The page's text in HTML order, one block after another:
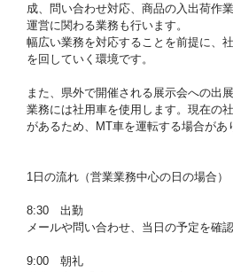
成、問い合わせ対応、商品の入出荷作
運営に関わる業務も行います。
幅広い業務を対応することを前提に、
を回していく環境です。
また、県外で開催される展示会への出
業務には社用車を使用します。現在の
があるため、MT車を運転する場合があ
1日の流れ（営業業務中心の日の場合）
8:30 出勤
メールや問い合わせ、当日の予定を確認
9:00 朝礼